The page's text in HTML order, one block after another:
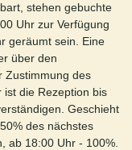
stehen gebuchte
Uhr zur Verfügung
geräumt sein. Eine
über den
Zustimmung des
ist die Rezeption bis
Geschieht
des nächstes
ab 18:00 Uhr - 100%.